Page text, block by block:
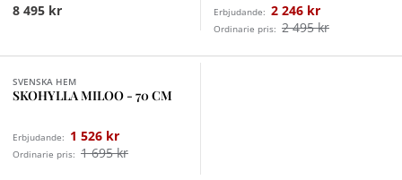
8 495 kr Erbjudande: 2 246 kr
Ordinarie pris: 2 495 kr
SVENSKA HEM
SKOHYLLA MILOO - 70 CM
Erbjudande: 1 526 kr
Ordinarie pris: 1 695 kr